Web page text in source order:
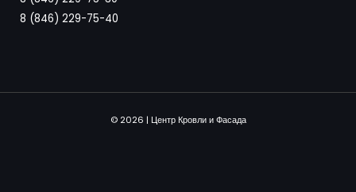
8 (846) 229-75-40
© 2026 | Центр Кровли и Фасада